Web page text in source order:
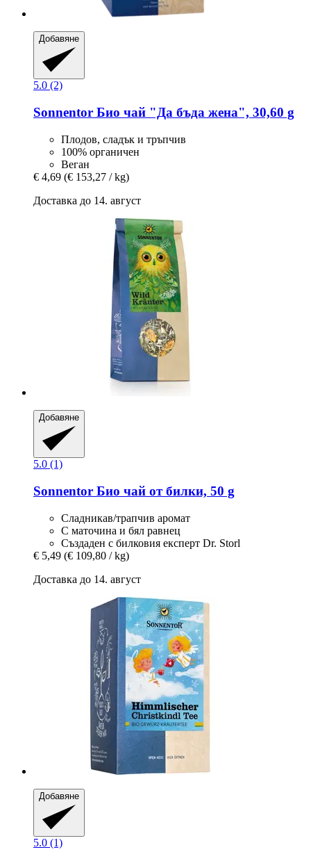
Добавяне
5.0 (2)
Sonnentor Био чай "Да бъда жена", 30,60 g
Плодов, сладък и тръпчив
100% органичен
Веган
€ 4,69 (€ 153,27 / kg)
Доставка до 14. август
Добавяне
5.0 (1)
Sonnentor Био чай от билки, 50 g
Сладникав/трапчив аромат
С маточина и бял равнец
Създаден с билковия експерт Dr. Storl
€ 5,49 (€ 109,80 / kg)
Доставка до 14. август
Добавяне
5.0 (1)